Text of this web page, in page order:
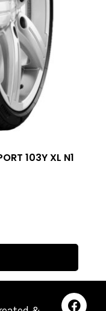
103Y XL N1